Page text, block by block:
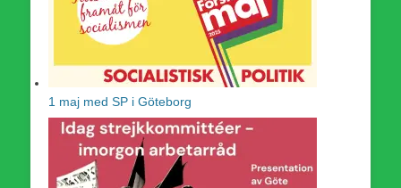
1 maj med SP i Göteborg